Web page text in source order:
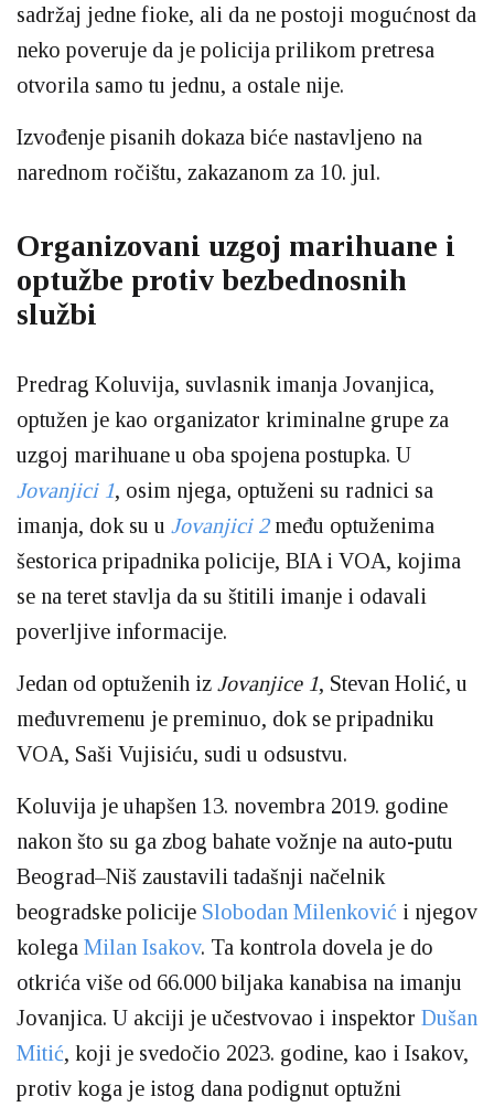
sadržaj jedne fioke, ali da ne postoji mogućnost da
neko poveruje da je policija prilikom pretresa
otvorila samo tu jednu, a ostale nije.
Izvođenje pisanih dokaza biće nastavljeno na
narednom ročištu, zakazanom za 10. jul.
Organizovani uzgoj marihuane i
optužbe protiv bezbednosnih
službi
Predrag Koluvija, suvlasnik imanja Jovanjica,
optužen je kao organizator kriminalne grupe za
uzgoj marihuane u oba spojena postupka. U
Jovanjici 1, osim njega, optuženi su radnici sa
imanja, dok su u Jovanjici 2među optuženima
šestorica pripadnika policije, BIA i VOA, kojima
se na teret stavlja da su štitili imanje i odavali
poverljive informacije.
Jedan od optuženih iz Jovanjice 1, Stevan Holić, u
međuvremenu je preminuo, dok se pripadniku
VOA, Saši Vujisiću, sudi u odsustvu.
Koluvija je uhapšen 13. novembra 2019. godine
nakon što su ga zbog bahate vožnje na auto-putu
Beograd–Niš zaustavili tadašnji načelnik
beogradske policije Slobodan Milenković i njegov
kolega Milan Isakov. Ta kontrola dovela je do
otkrića više od 66.000 biljaka kanabisa na imanju
Jovanjica. U akciji je učestvovao i inspektor Dušan
Mitić, koji je svedočio 2023. godine, kao i Isakov,
protiv koga je istog dana podignut optužni